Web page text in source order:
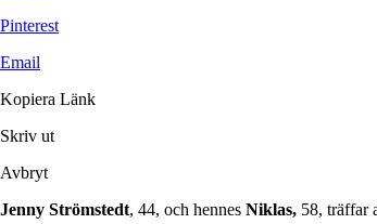
Pinterest
Email
Kopiera Länk
Skriv ut
Avbryt
Jenny Strömstedt, 44, och hennes Niklas, 58, träffar